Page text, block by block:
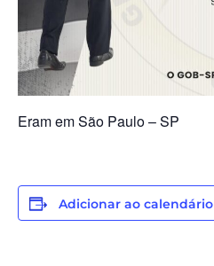
Eram emSão Paulo – SP
Adicionar ao calendário